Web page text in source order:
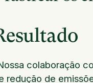
colaboração
redução de